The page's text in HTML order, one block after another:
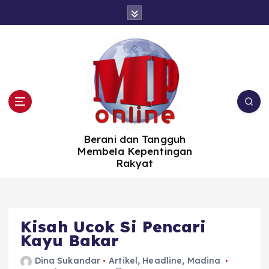
Berani dan Tangguh
Membela Kepentingan
Rakyat
Kisah Ucok Si Pencari
Kayu Bakar
Dina Sukandar Artikel, Headline, Madina